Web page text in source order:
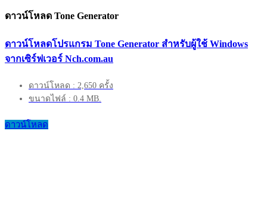
ดาวน์โหลด Tone Generator
ดาวน์โหลดโปรแกรม Tone Generator สำหรับผู้ใช้ Windows
จากเซิร์ฟเวอร์ Nch.com.au
ดาวน์โหลด : 2,650 ครั้ง
ขนาดไฟล์ : 0.4 MB.
ดาวน์โหลด